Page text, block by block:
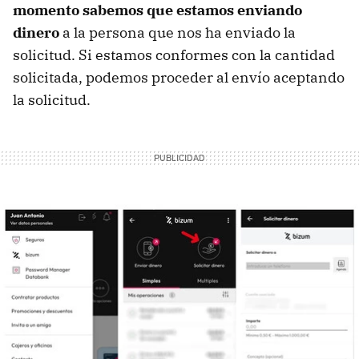
momento sabemos que estamos enviando
dinero a la persona que nos ha enviado la
solicitud. Si estamos conformes con la cantidad
solicitada, podemos proceder al envío aceptando
la solicitud.